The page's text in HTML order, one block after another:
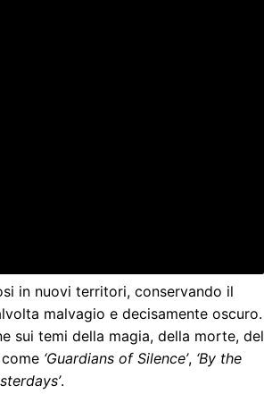
in nuovi territori, conservando il
malvagio e decisamente oscuro.
sui temi della magia, della morte, del
‘Guardians of Silence’, ‘By the
.